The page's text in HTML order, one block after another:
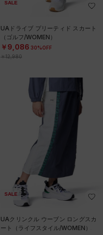
SALE
UAドライブ プリーティド スカート
（ゴルフ/WOMEN）
￥9,086 30%OFF
￥12,980
SALE
UAクリンクル ウーブン ロングスカ
ート（ライフスタイル/WOMEN）